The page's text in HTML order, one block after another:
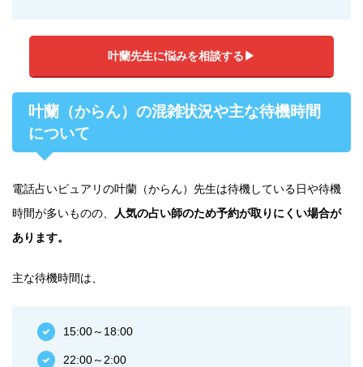
叶蘭先生に悩みを相談する▶
叶蘭（からん）の混雑状況や主な待機時間
について
電話占いピュアリの叶蘭（からん）先生は待機している日や待機
時間が多いものの、
人気の占い師のため予約が取りにくい場合が
あります。
主な待機時間は、
15:00～18:00
22:00～2:00